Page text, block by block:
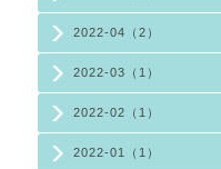
2022-04（2）
2022-03（1）
2022-02（1）
2022-01（1）